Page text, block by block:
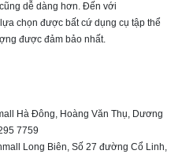
dễ dàng hơn. Đến với
chọn được bất cứ dụng cụ tập thể
được đảm bảo nhất.
Hà Đông, Hoàng Văn Thụ, Dương
7759
Long Biên, Số 27 đường Cổ Linh,